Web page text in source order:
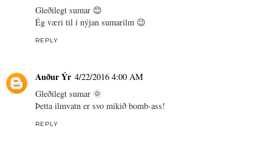
Gleðilegt sumar 😊
Ég væri til í nýjan sumarilm 😉
REPLY
Auður Ýr 4/22/2016 4:00 AM
Gleðilegt sumar 🌞
Þetta ilmvatn er svo mikið bomb-ass!
REPLY